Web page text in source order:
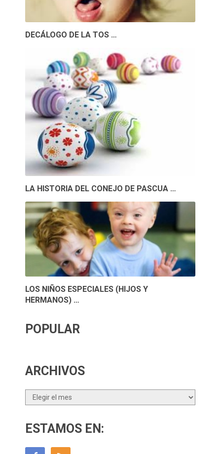
DECÁLOGO DE LA TOS …
LA HISTORIA DEL CONEJO DE PASCUA …
LOS NIÑOS ESPECIALES (HIJOS Y
HERMANOS) …
POPULAR
ARCHIVOS
Archivos
ESTAMOS EN: